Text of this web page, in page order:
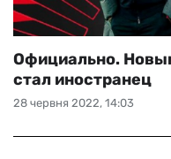
28 червня 2022, 14:03
Официально.
стал иностранец